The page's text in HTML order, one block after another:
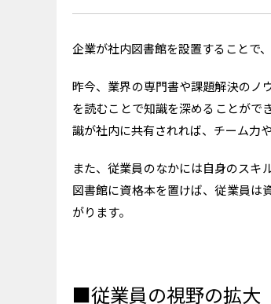
企業が社内図書館を設置することで
昨今、業界の専門書や課題解決のノ
を読むことで知識を深めることがで
識が社内に共有されれば、チーム力
また、従業員のなかには自身のスキ
図書館に資格本を置けば、従業員は
がります。
■従業員の視野の拡大